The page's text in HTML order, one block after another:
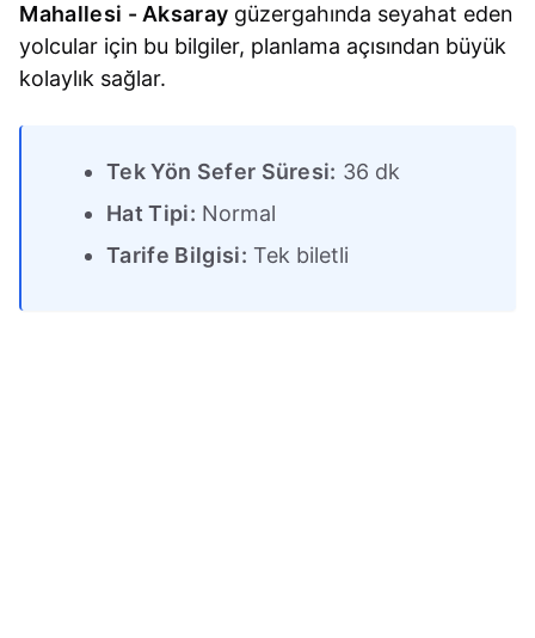
Mahallesi - Aksaray güzergahında seyahat eden
yolcular için bu bilgiler, planlama açısından büyük
kolaylık sağlar.
Tek Yön Sefer Süresi: 36 dk
Hat Tipi: Normal
Tarife Bilgisi: Tek biletli